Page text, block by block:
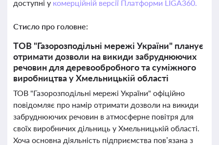
доступні у комерційній версії Платформи LIGA360.
Стисло про головне:
ТОВ "Газорозподільні мережі України" планує
отримати дозволи на викиди забруднюючих
речовин для деревообробного та суміжного
виробництва у Хмельницькій області
ТОВ "Газорозподільні мережі України" офіційно
повідомляє про намір отримати дозволи на викиди
забруднюючих речовин в атмосферне повітря для
своїх виробничих дільниць у Хмельницькій області.
Хоча основна діяльність підприємства пов’язана з